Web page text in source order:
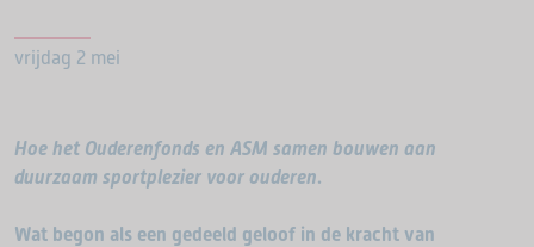
vrijdag 2 mei
Hoe het Ouderenfonds en ASM samen bouwen aan
duurzaam sportplezier voor ouderen.
Wat begon als een gedeeld geloof in de kracht van